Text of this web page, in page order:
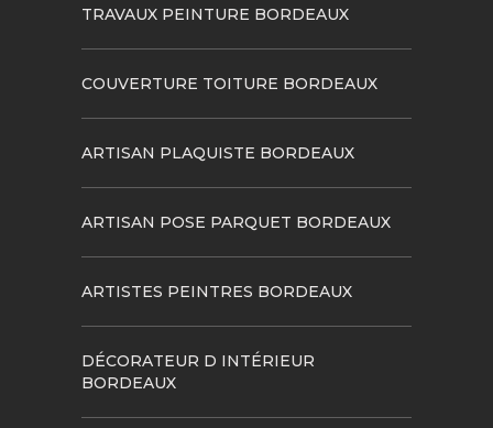
TRAVAUX PEINTURE BORDEAUX
COUVERTURE TOITURE BORDEAUX
ARTISAN PLAQUISTE BORDEAUX
ARTISAN POSE PARQUET BORDEAUX
ARTISTES PEINTRES BORDEAUX
DÉCORATEUR D INTÉRIEUR
BORDEAUX